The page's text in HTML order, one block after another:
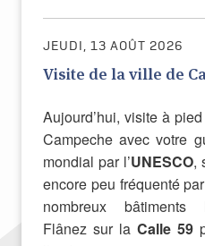
JEUDI, 13 AOÛT 2026
Visite de la ville de
Aujourd’hui, visite à
Campeche avec votre
mondial par l’UNESCO,
encore peu fréquenté
nombreux bâtiments
Flânez sur la Calle 59